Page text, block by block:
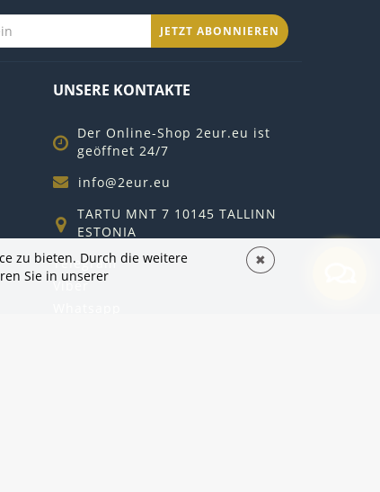
JETZT ABONNIEREN
UNSERE KONTAKTE
Der Online-Shop 2eur.eu ist
geöffnet 24/7
info@2eur.eu
TARTU MNT 7 10145 TALLINN
ESTONIA
Telegram
Viber
zu bieten. Durch die weitere
Sie in unserer
✖